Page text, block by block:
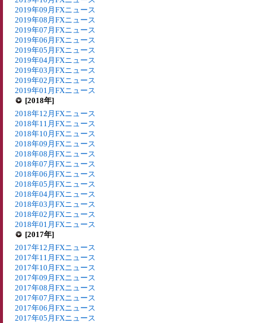
2019年09月FXニュース
2019年08月FXニュース
2019年07月FXニュース
2019年06月FXニュース
2019年05月FXニュース
2019年04月FXニュース
2019年03月FXニュース
2019年02月FXニュース
2019年01月FXニュース
[2018年]
2018年12月FXニュース
2018年11月FXニュース
2018年10月FXニュース
2018年09月FXニュース
2018年08月FXニュース
2018年07月FXニュース
2018年06月FXニュース
2018年05月FXニュース
2018年04月FXニュース
2018年03月FXニュース
2018年02月FXニュース
2018年01月FXニュース
[2017年]
2017年12月FXニュース
2017年11月FXニュース
2017年10月FXニュース
2017年09月FXニュース
2017年08月FXニュース
2017年07月FXニュース
2017年06月FXニュース
2017年05月FXニュース